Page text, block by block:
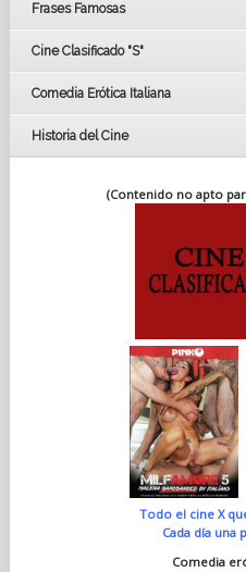
Frases Famosas
Cine Clasificado "S"
Comedia Erótica Italiana
Historia del Cine
(Contenido no apto
Todo el cine X
Cada día una
Comedia